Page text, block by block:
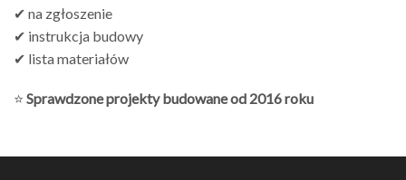
✔ na zgłoszenie
✔ instrukcja budowy
✔ lista materiałów
⭐ Sprawdzone projekty budowane od 2016 roku